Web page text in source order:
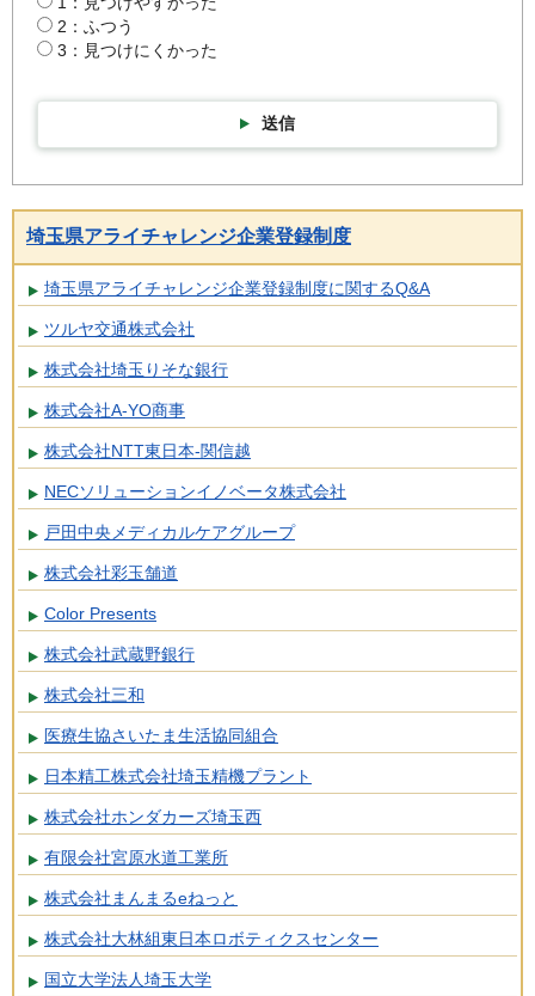
2：ふつう
3：見つけにくかった
送信
埼玉県アライチャレンジ企業登録制度
埼玉県アライチャレンジ企業登録制度に関するQ&A
ツルヤ交通株式会社
株式会社埼玉りそな銀行
株式会社A-YO商事
株式会社NTT東日本-関信越
NECソリューションイノベータ株式会社
戸田中央メディカルケアグループ
株式会社彩玉舗道
Color Presents
株式会社武蔵野銀行
株式会社三和
医療生協さいたま生活協同組合
日本精工株式会社埼玉精機プラント
株式会社ホンダカーズ埼玉西
有限会社宮原水道工業所
株式会社まんまるeねっと
株式会社大林組東日本ロボティクスセンター
国立大学法人埼玉大学